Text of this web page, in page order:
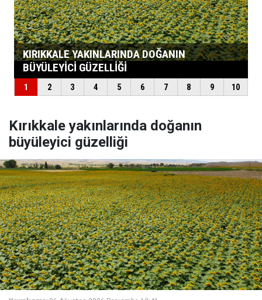
Kırıkkale yakınlarında doğanın
büyüleyici güzelliği